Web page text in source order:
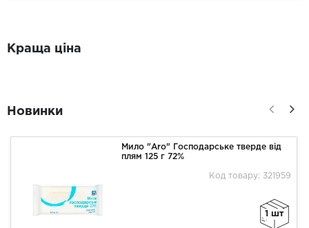
Краща ціна
Новинки
Мило "Aro" Господарське тверде від
плям 125 г 72%
Код товару: 321959
1 шт